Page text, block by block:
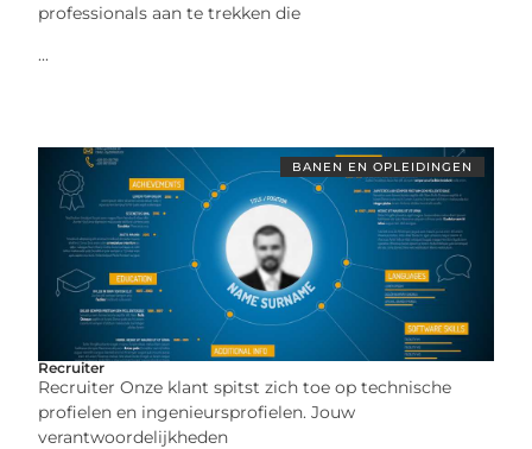
professionals aan te trekken die
...
BANEN EN OPLEIDINGEN
Recruiter
Recruiter Onze klant spitst zich toe op technische
profielen en ingenieursprofielen. Jouw
verantwoordelijkheden